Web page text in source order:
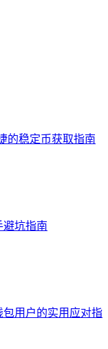
的稳定币获取指南
避坑指南
包用户的实用应对指